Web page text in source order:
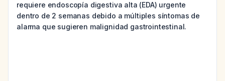
requiere endoscopía digestiva alta (EDA) urgente
dentro de 2 semanas debido a múltiples síntomas de
alarma que sugieren malignidad gastrointestinal.